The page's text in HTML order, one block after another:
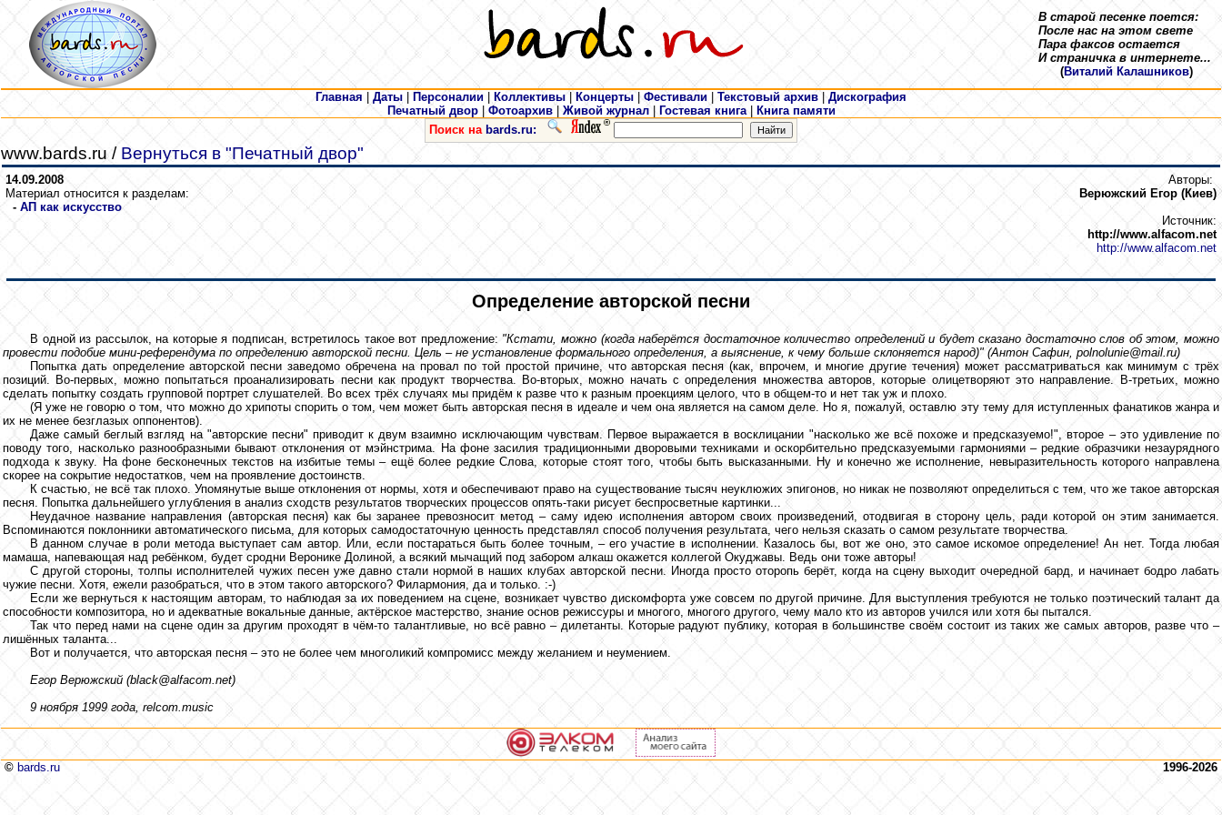
В старой песенке поется:
После нас на этом свете
Пара факсов остается
И страничка в интернете...
(Виталий Калашников)
Главная
Даты Персоналии Коллективы Концерты Фестивали Текстовый архив
Дискография
Печатный двор| Фотоархив Живой журнал Гостевая книга|
Книга памяти
Поиск на bards.ru:
www.bards.ru / Вернуться в "Печатный двор"
14.09.2008
Материал относится к разделам:
- АП как искусcтво
Авторы:
Верюжский Егор (Киев)
Источник:
http://www.alfacom.net
http://www.alfacom.net
Определение авторской песни
В одной из рассылок, на которые я подписан, встретилось такое вот предложение: "Кстати, можно (когда наберётся достаточное количество определений и будет сказано достаточно слов об этом, можно
провести подобие мини-референдума по определению авторской песни. Цель – не установление формального определения, а выяснение, к чему больше склоняется народ)" (Антон Сафин, polnolunie@mail.ru)
Попытка дать определение авторской песни заведомо обречена на провал по той простой причине, что авторская песня (как, впрочем, и многие другие течения) может рассматриваться как минимум с трёх
позиций. Во-первых, можно попытаться проанализировать песни как продукт творчества. Во-вторых, можно начать с определения множества авторов, которые олицетворяют это направление. В-третьих, можно
сделать попытку создать групповой портрет слушателей. Во всех трёх случаях мы придём к разве что к разным проекциям целого, что в общем-то и нет так уж и плохо.
(Я уже не говорю о том, что можно до хрипоты спорить о том, чем может быть авторская песня в идеале и чем она является на самом деле. Но я, пожалуй, оставлю эту тему для иступленных фанатиков жанра и
их не менее безглазых оппонентов).
Даже самый беглый взгляд на "авторские песни" приводит к двум взаимно исключающим чувствам. Первое выражается в восклицании "насколько же всё похоже и предсказуемо!", второе – это удивление по
поводу того, насколько разнообразными бывают отклонения от мэйнстрима. На фоне засилия традиционными дворовыми техниками и оскорбительно предсказуемыми гармониями – редкие образчики незаурядного
подхода к звуку. На фоне бесконечных текстов на избитые темы – ещё более редкие Слова, которые стоят того, чтобы быть высказанными. Ну и конечно же исполнение, невыразительность которого направлена
скорее на сокрытие недостатков, чем на проявление достоинств.
К счастью, не всё так плохо. Упомянутые выше отклонения от нормы, хотя и обеспечивают право на существование тысяч неуклюжих эпигонов, но никак не позволяют определиться с тем, что же такое авторская
песня. Попытка дальнейшего углубления в анализ сходств результатов творческих процессов опять-таки рисует беспросветные картинки...
Неудачное название направления (авторская песня) как бы заранее превозносит метод – саму идею исполнения автором своих произведений, отодвигая в сторону цель, ради которой он этим занимается.
Вспоминаются поклонники автоматического письма, для которых самодостаточную ценность представлял способ получения результата, чего нельзя сказать о самом результате творчества.
В данном случае в роли метода выступает сам автор. Или, если постараться быть более точным, – его участие в исполнении. Казалось бы, вот же оно, это самое искомое определение! Ан нет. Тогда любая
мамаша, напевающая над ребёнком, будет сродни Веронике Долиной, а всякий мычащий под забором алкаш окажется коллегой Окуджавы. Ведь они тоже авторы!
С другой стороны, толпы исполнителей чужих песен уже давно стали нормой в наших клубах авторской песни. Иногда просто оторопь берёт, когда на сцену выходит очередной бард, и начинает бодро лабать
чужие песни. Хотя, ежели разобраться, что в этом такого авторского? Филармония, да и только. :-)
Если же вернуться к настоящим авторам, то наблюдая за их поведением на сцене, возникает чувство дискомфорта уже совсем по другой причине. Для выступления требуются не только поэтический талант да
способности композитора, но и адекватные вокальные данные, актёрское мастерство, знание основ режиссуры и многого, многого другого, чему мало кто из авторов учился или хотя бы пытался.
Так что перед нами на сцене один за другим проходят в чём-то талантливые, но всё равно – дилетанты. Которые радуют публику, которая в большинстве своём состоит из таких же самых авторов, разве что –
лишённых таланта...
Вот и получается, что авторская песня – это не более чем многоликий компромисс между желанием и неумением.
Егор Верюжский (black@alfacom.net)
9 ноября 1999 года, relcom.music
© bards.ru 1996-2026